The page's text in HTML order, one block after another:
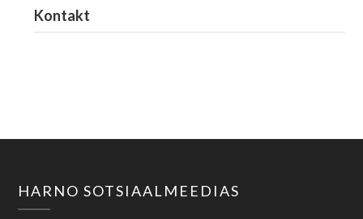
Kontakt
HARNO SOTSIAALMEEDIAS